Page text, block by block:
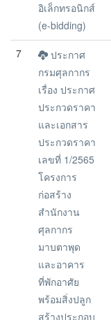
อิเล็กทรอนิกส์
(e-bidding)
7
ประกาศ
กรมศุลกากร
เรื่อง ประกาศ
ประกวดราคา
และเอกสาร
ประกวดราคา
เลขที่ 1/2565
โครงการ
ก่อสร้าง
สำนักงาน
ศุลกากร
มาบตาพุด
และอาคาร
ที่พักอาศัย
พร้อมสิ่งปลูก
สร้างประกอบ